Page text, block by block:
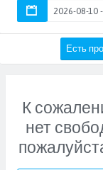
Есть
К
нет